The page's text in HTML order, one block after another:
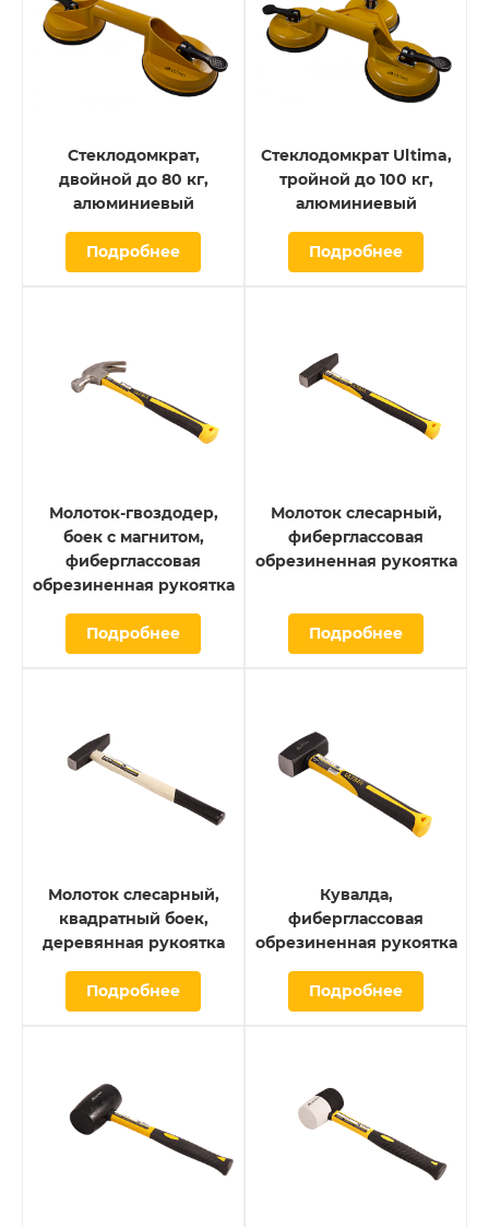
Стеклодомкрат,
двойной до 80 кг,
алюминиевый
Подробнее
Стеклодомкрат Ultima,
тройной до 100 кг,
алюминиевый
Подробнее
Молоток-гвоздодер,
боек c магнитом,
фиберглассовая
обрезиненная рукоятка
Подробнее
Молоток слесарный,
фиберглассовая
обрезиненная рукоятка
Подробнее
Молоток слесарный,
квадратный боек,
деревянная рукоятка
Подробнее
Кувалда,
фиберглассовая
обрезиненная рукоятка
Подробнее